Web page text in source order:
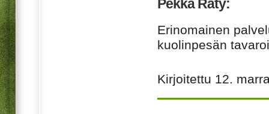
Pekka Räty:
Erinomainen
kuolinpesän
Kirjoitettu 12.